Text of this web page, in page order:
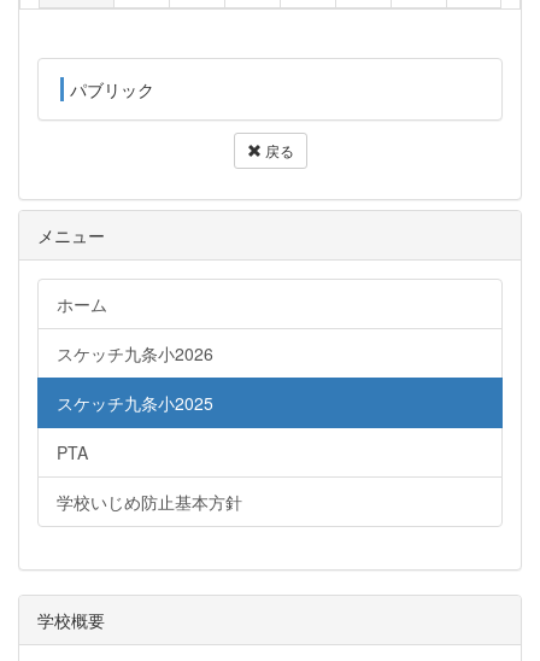
パブリック
戻る
メニュー
ホーム
スケッチ九条小2026
スケッチ九条小2025
PTA
学校いじめ防止基本方針
学校概要